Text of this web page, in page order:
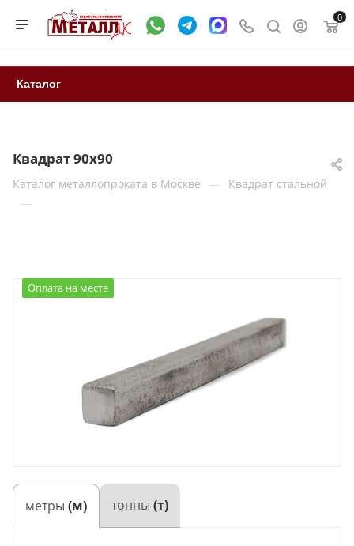
0
Каталог
Квадрат 90х90
Каталог металлопроката в Москве — Квадрат стальной
—
Оплата на месте
метры (м) тонны (т)